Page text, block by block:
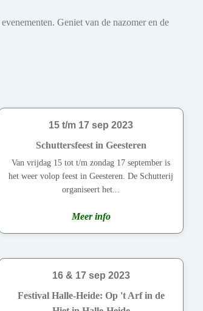
Geniet van de nazomer en de
15 t/m 17 sep 2023
Schuttersfeest in Geesteren
Van vrijdag 15 tot t/m zondag 17 september is
het weer volop feest in Geesteren. De Schutterij
organiseert het...
Meer info
16 & 17 sep 2023
Festival Halle-Heide: Op 't Arf in de